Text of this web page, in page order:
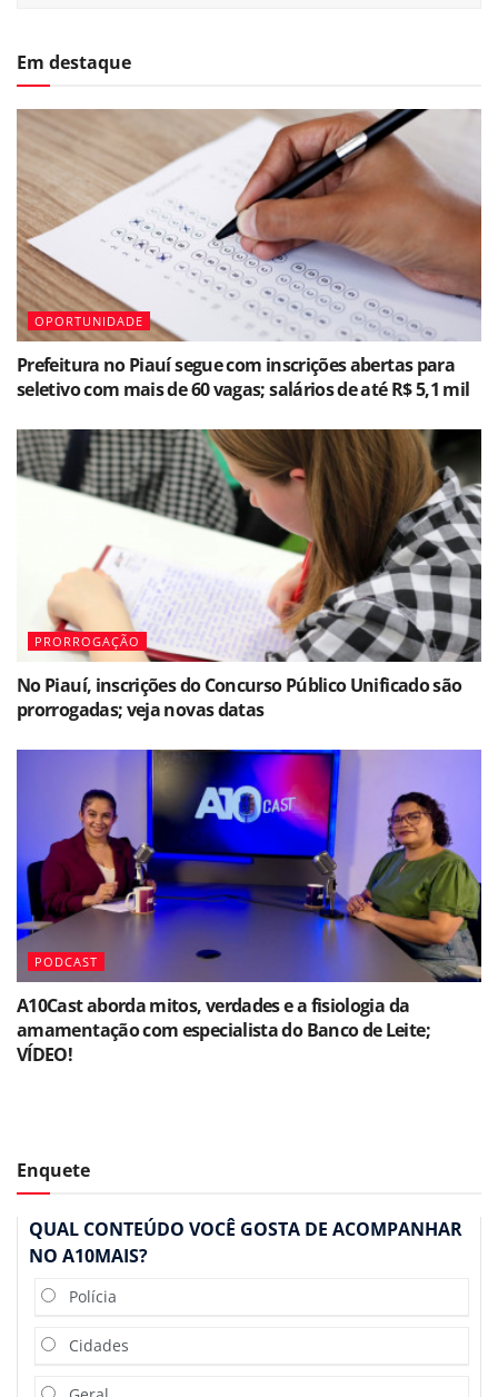
Em destaque
OPORTUNIDADE
Prefeitura no Piauí segue com inscrições abertas para
seletivo com mais de 60 vagas; salários de até R$ 5,1 mil
PRORROGAÇÃO
No Piauí, inscrições do Concurso Público Unificado são
prorrogadas; veja novas datas
PODCAST
A10Cast aborda mitos, verdades e a fisiologia da
amamentação com especialista do Banco de Leite;
VÍDEO!
Enquete
QUAL CONTEÚDO VOCÊ GOSTA DE ACOMPANHAR
NO A10MAIS?
Polícia
Cidades